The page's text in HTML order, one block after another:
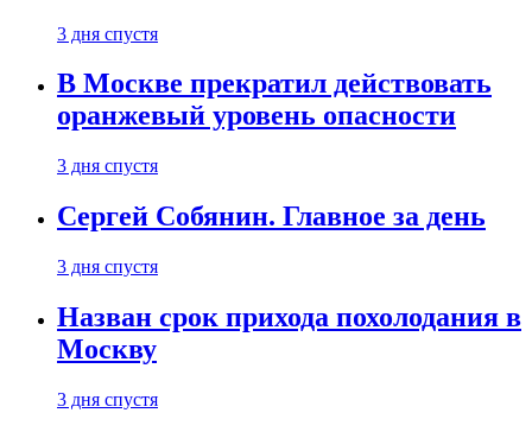
3 дня спустя
В Москве прекратил действовать
оранжевый уровень опасности
3 дня спустя
Сергей Собянин. Главное за день
3 дня спустя
Назван срок прихода похолодания в
Москву
3 дня спустя